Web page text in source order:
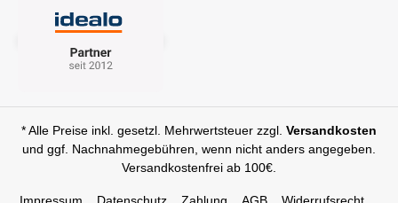
* Alle Preise inkl. gesetzl. Mehrwertsteuer zzgl. Versandkosten
und ggf. Nachnahmegebühren, wenn nicht anders angegeben.
Versandkostenfrei ab 100€.